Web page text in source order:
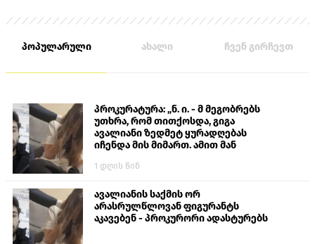
პოპულარული ახალი ჩვენ გირჩევთ
პროკურატურა: „ნ. ი. - მ მეგობრებს
უთხრა, რომ თითქოსდა, გიგა
ავალიანი ზედმეტ ყურადღებას
იჩენდა მის მიმართ. ამით მან
თავს დასხმოდა გიგა ავალიანს“
1 დღის წინ
ავალიანის საქმის ორ
არასრულწლოვან ფიგურანტს
აკავებენ - პროკურორი ადასტურებს